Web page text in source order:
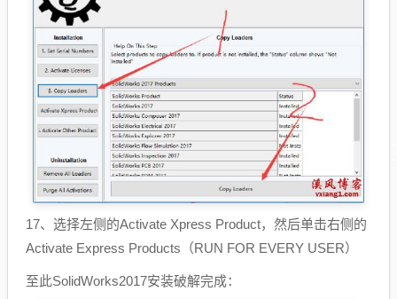
17、选择左侧的Activate Xpress Product，然后单击右侧的
Activate Express Products（RUN FOR EVERY USER）
至此SolidWorks2017安装破解完成：